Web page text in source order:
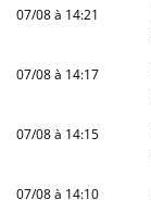
07/08 à 14:21
07/08 à 14:17
07/08 à 14:15
07/08 à 14:10